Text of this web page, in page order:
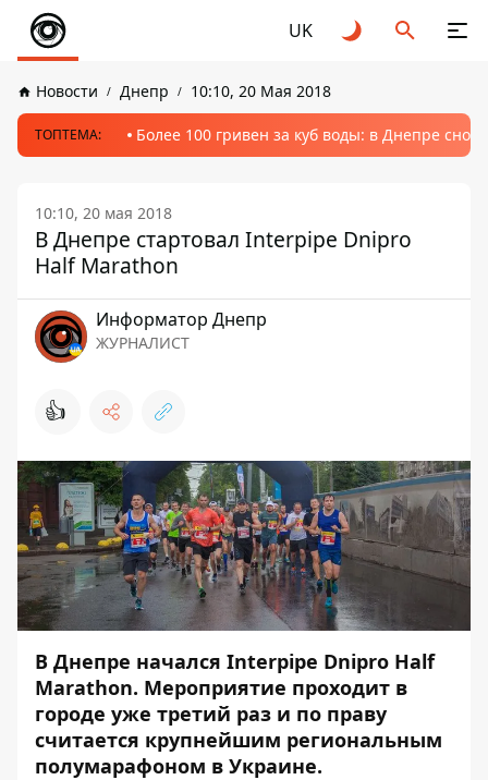
UK
Новости Днепр 10:10, 20 Мая 2018
ТОПТЕМА: Более 100 гривен за куб воды: в Днепре
10:10, 20 мая 2018
В Днепре стартовал Interpipe Dnipro
Half Marathon
Информатор Днепр
ЖУРНАЛИСТ
👍
В Днепре начался Interpipe Dnipro Half
Marathon. Мероприятие проходит в
городе уже третий раз и по праву
считается крупнейшим региональным
полумарафоном в Украине.